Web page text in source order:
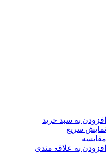
افزودن به سبد خرید
نمایش سریع
مقايسه
افزودن به علاقه مندی